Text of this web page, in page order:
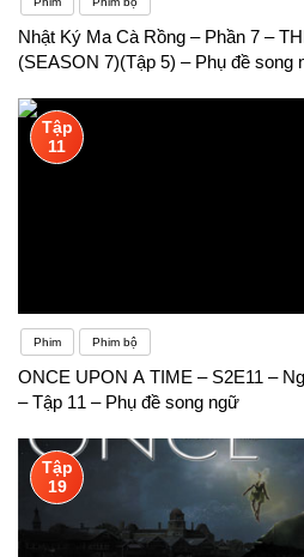
Nhật Ký Ma Cà Rồng – Phần 7 –
(SEASON 7)(Tập 5) – Phụ đề song
Tập
11
Phim Phim bộ
ONCE UPON A TIME – S2E11 –
– Tập 11 – Phụ đề song ngữ
Tập
19